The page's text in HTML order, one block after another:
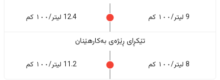
9 لیتر/١٠٠ کم 12.4 لیتر/١٠٠ کم
تێکڕای ڕێژەى بەکارهێنان
8 لیتر/١٠٠ کم 11.2 لیتر/١٠٠ کم